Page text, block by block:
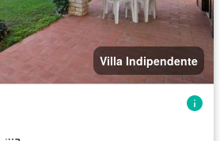
Villa Indipendente